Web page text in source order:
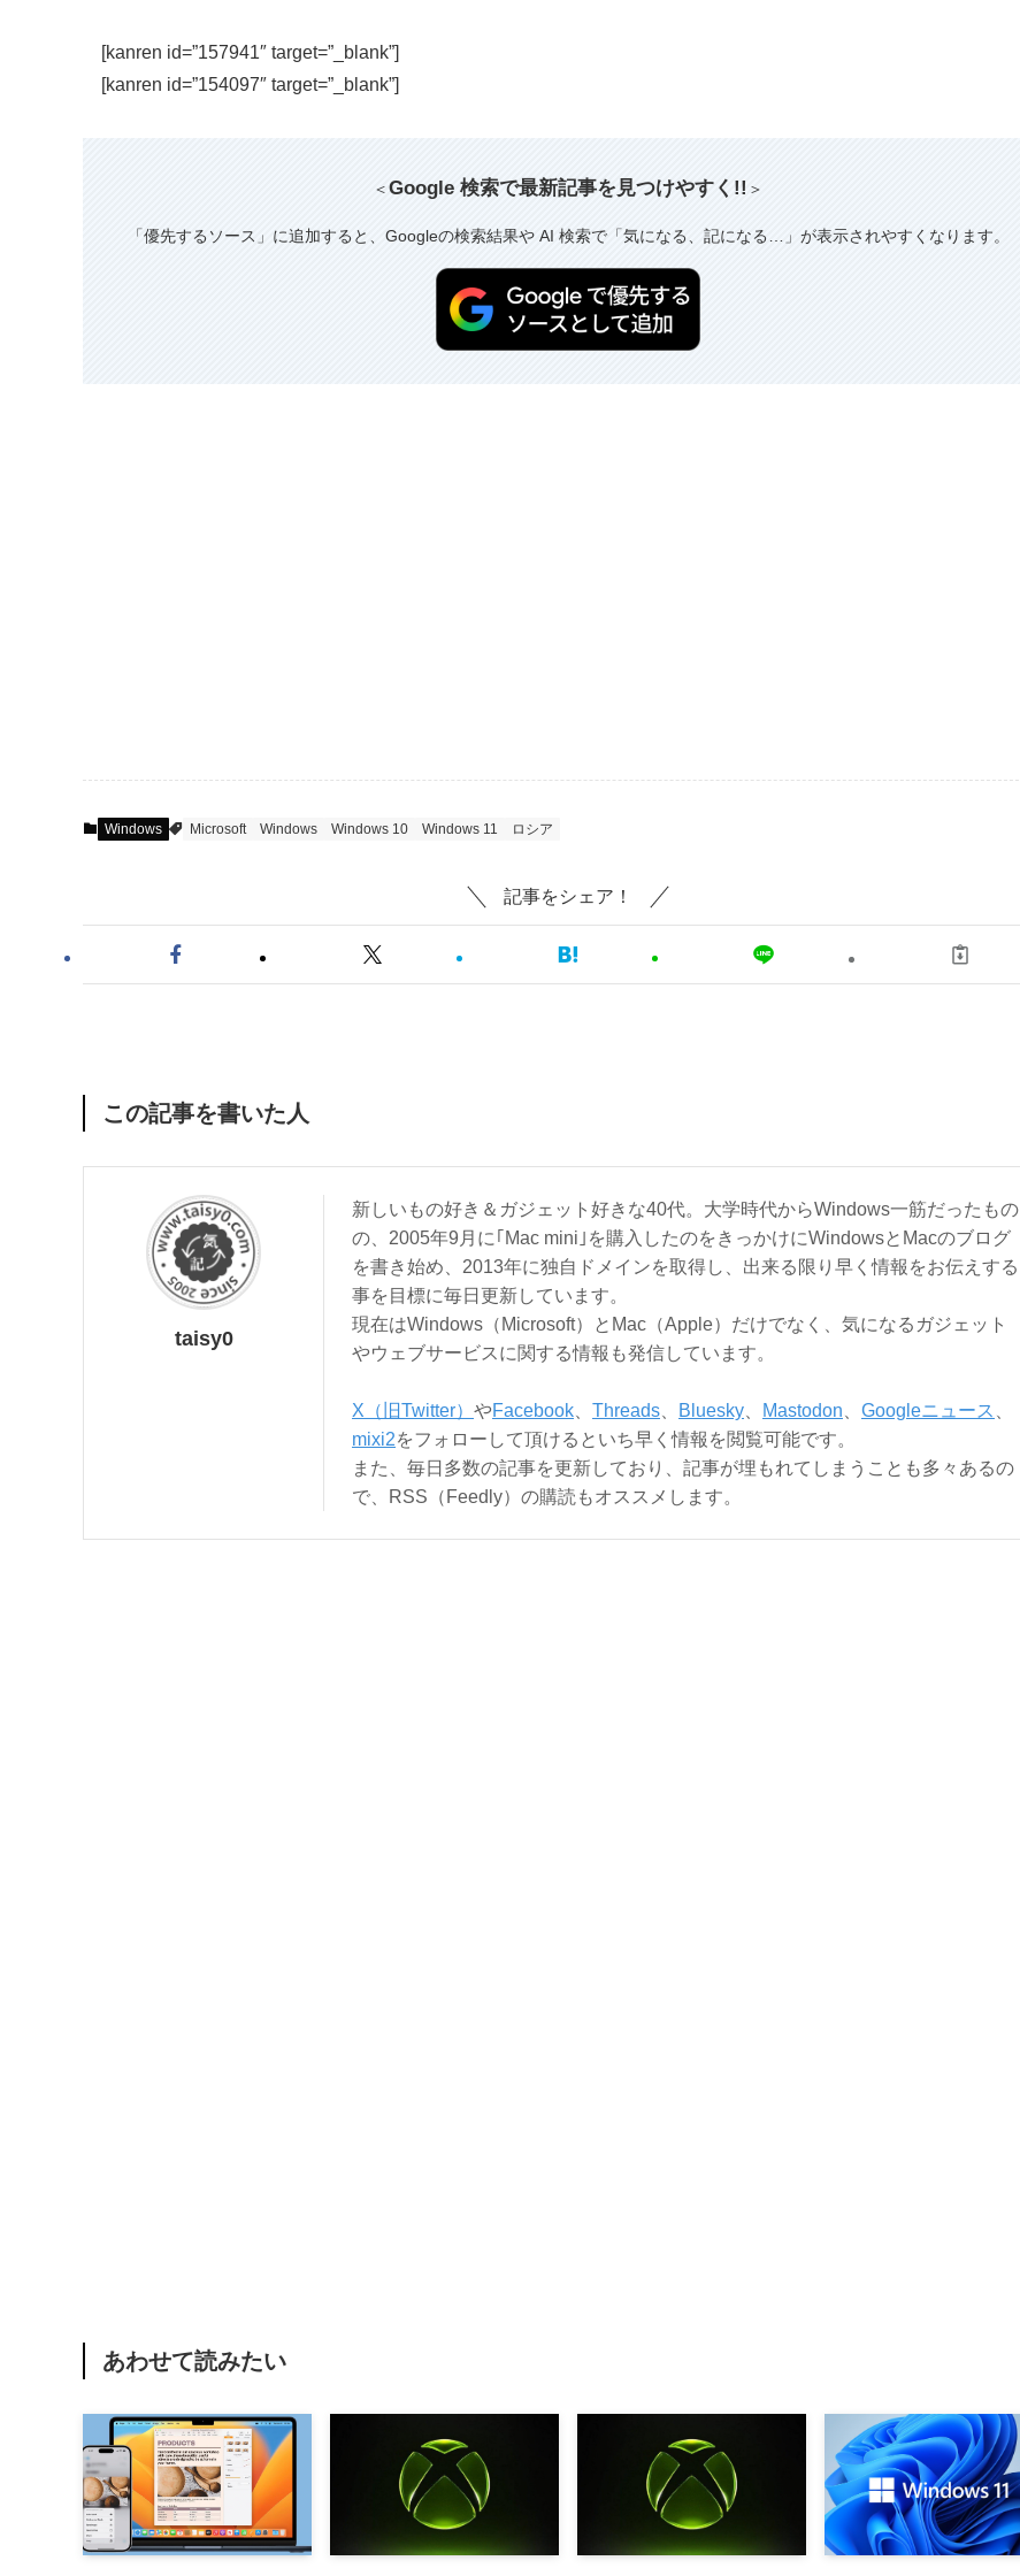
[kanren id=”157941″ target=”_blank”]
[kanren id=”154097″ target=”_blank”]
＜Google 検索で最新記事を見つけやすく!! ＞
「優先するソース」に追加すると、Googleの検索結果や AI 検索で「気になる、記になる…」が表示されやすくなります。
Windows Microsoft Windows Windows 10 Windows 11 ロシア
記事をシェア！
この記事を書いた人
taisy0
新しいもの好き＆ガジェット好きな40代。大学時代からWindows一筋だったもの
の、2005年9月に｢Mac mini｣を購入したのをきっかけにWindowsとMacのブログ
を書き始め、2013年に独自ドメインを取得し、出来る限り早く情報をお伝えする
事を目標に毎日更新しています。
現在はWindows（Microsoft）とMac（Apple）だけでなく、気になるガジェット
やウェブサービスに関する情報も発信しています。
X（旧Twitter） やFacebook Threads Bluesky Mastodon Googleニュース
mixi2をフォローして頂けるといち早く情報を閲覧可能です。
また、毎日多数の記事を更新しており、記事が埋もれてしまうことも多々あるの
で、RSS（Feedly）の購読もオススメします。
あわせて読みたい